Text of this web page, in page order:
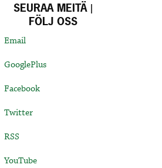
SEURAA MEITÄ |
FÖLJ OSS
Email
GooglePlus
Facebook
Twitter
RSS
YouTube